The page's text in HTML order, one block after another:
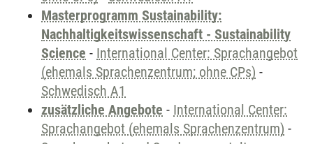
Masterprogramm Sustainability:
Nachhaltigkeitswissenschaft - Sustainability
Science - International Center: Sprachangebot
(ehemals Sprachenzentrum; ohne CPs) -
Schwedisch A1
zusätzliche Angebote - International Center:
Sprachangebot (ehemals Sprachenzentrum) -